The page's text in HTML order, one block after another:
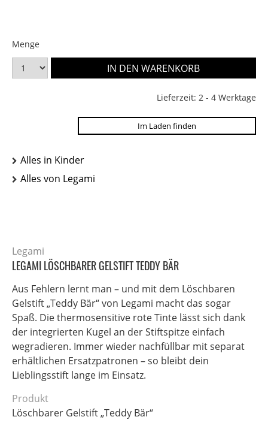
Menge
Lieferzeit: 2 - 4 Werktage
Im Laden finden
Alles in Kinder
Alles von Legami
Legami
LEGAMI LÖSCHBARER GELSTIFT TEDDY BÄR
Aus Fehlern lernt man – und mit dem Löschbaren
Gelstift „Teddy Bär“ von Legami macht das sogar
Spaß. Die thermosensitive rote Tinte lässt sich dank
der integrierten Kugel an der Stiftspitze einfach
wegradieren. Immer wieder nachfüllbar mit separat
erhältlichen Ersatzpatronen – so bleibt dein
Lieblingsstift lange im Einsatz.
Produkt
Löschbarer Gelstift „Teddy Bär“